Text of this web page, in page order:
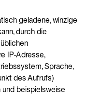
geladene, winzige
durch die
IP-Adresse,
Sprache,
des Aufrufs)
beispielsweise